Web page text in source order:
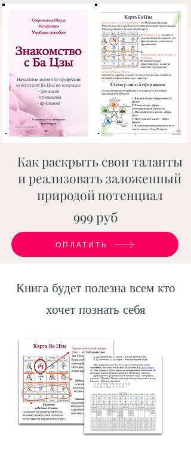
Как раскрыть свои таланты
и реализовать заложенный
природой потенциал
999 руб
ОПЛАТИТЬ
Книга будет полезна всем кто
хочет познать себя